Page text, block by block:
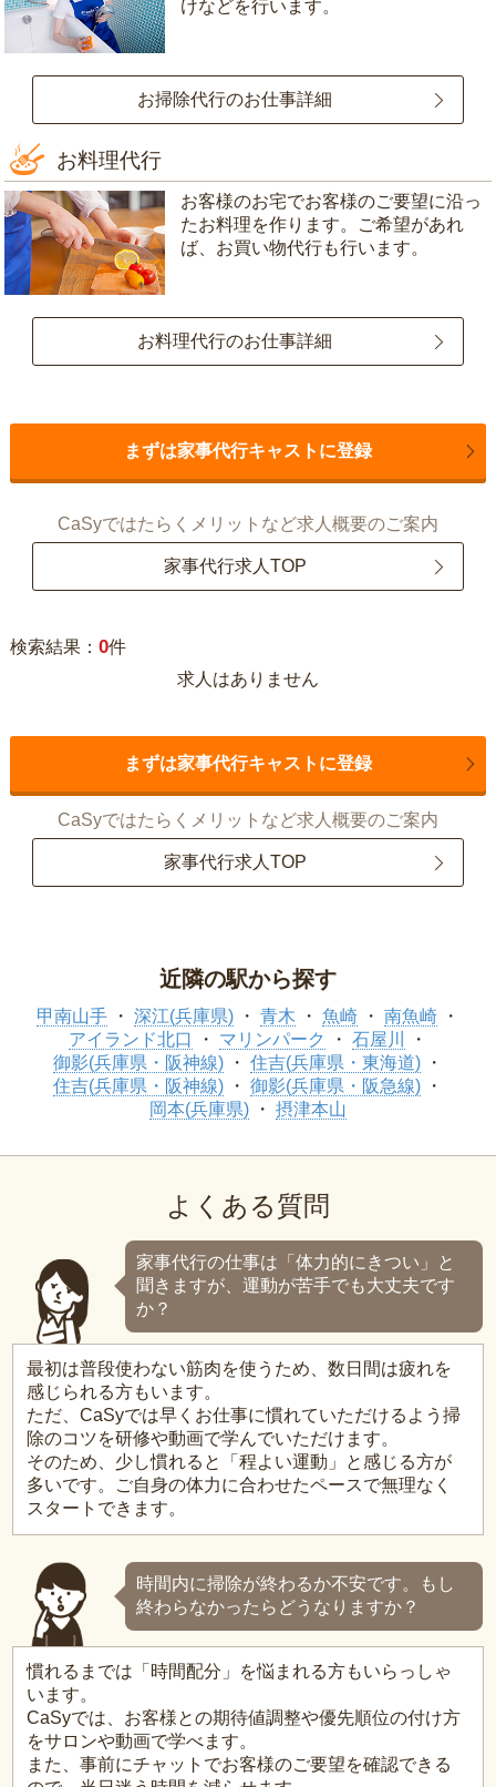
けなどを行います。
お掃除代行のお仕事詳細
お料理代行
お客様のお宅でお客様のご要望に沿っ
たお料理を作ります。ご希望があれ
ば、お買い物代行も行います。
お料理代行のお仕事詳細
まずは家事代行キャストに登録
CaSyではたらくメリットなど求人概要のご案内
家事代行求人TOP
検索結果： 0件
求人はありません
まずは家事代行キャストに登録
CaSyではたらくメリットなど求人概要のご案内
家事代行求人TOP
近隣の駅から探す
甲南山手 深江(兵庫県) 青木 魚崎
南魚崎
アイランド北口
マリンパーク
石屋川
御影(兵庫県・阪神線)
住吉(兵庫県・東海道)
住吉(兵庫県・阪神線)
御影(兵庫県・阪急線)
岡本(兵庫県)
摂津本山
よくある質問
家事代行の仕事は「体力的にきつい」と
聞きますが、運動が苦手でも大丈夫です
か？
最初は普段使わない筋肉を使うため、数日間は疲れを
感じられる方もいます。
ただ、CaSyでは早くお仕事に慣れていただけるよう掃
除のコツを研修や動画で学んでいただけます。
そのため、少し慣れると「程よい運動」と感じる方が
多いです。ご自身の体力に合わせたペースで無理なく
スタートできます。
時間内に掃除が終わるか不安です。もし
終わらなかったらどうなりますか？
慣れるまでは「時間配分」を悩まれる方もいらっしゃ
います。
CaSyでは、お客様との期待値調整や優先順位の付け方
をサロンや動画で学べます。
また、事前にチャットでお客様のご要望を確認できる